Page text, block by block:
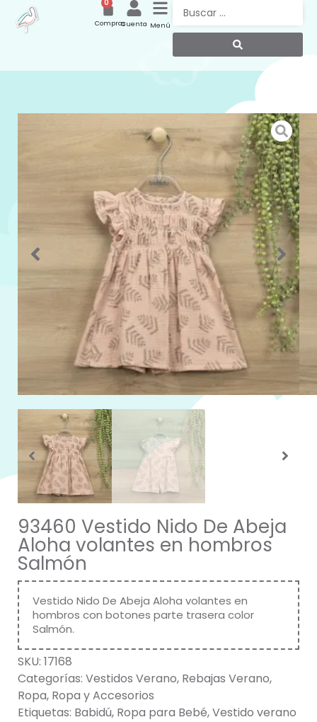
Menú
Cuenta
0
Compras
93460 Vestido Nido De Abeja
Aloha volantes en hombros
Salmón
Vestido Nido De Abeja Aloha volantes en
hombros con botones parte trasera color
Salmón.
SKU: 17168
Categorías: Vestidos Verano, Rebajas Verano,
Ropa, Ropa y Accesorios
Etiquetas: Babidú, Ropa para Bebé,Vestido verano